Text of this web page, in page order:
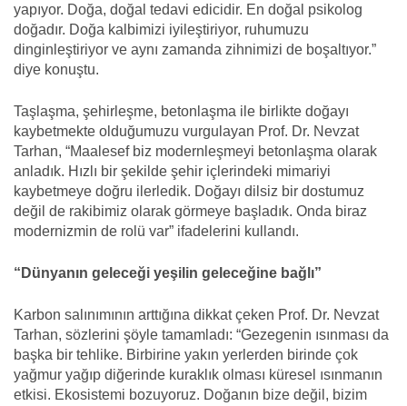
yapıyor. Doğa, doğal tedavi edicidir. En doğal psikolog
doğadır. Doğa kalbimizi iyileştiriyor, ruhumuzu
dinginleştiriyor ve aynı zamanda zihnimizi de boşaltıyor.”
diye konuştu.
Taşlaşma, şehirleşme, betonlaşma ile birlikte doğayı
kaybetmekte olduğumuzu vurgulayan Prof. Dr. Nevzat
Tarhan, “Maalesef biz modernleşmeyi betonlaşma olarak
anladık. Hızlı bir şekilde şehir içlerindeki mimariyi
kaybetmeye doğru ilerledik. Doğayı dilsiz bir dostumuz
değil de rakibimiz olarak görmeye başladık. Onda biraz
modernizmin de rolü var” ifadelerini kullandı.
“Dünyanın geleceği yeşilin geleceğine bağlı”
Karbon salınımının arttığına dikkat çeken Prof. Dr. Nevzat
Tarhan, sözlerini şöyle tamamladı: “Gezegenin ısınması da
başka bir tehlike. Birbirine yakın yerlerden birinde çok
yağmur yağıp diğerinde kuraklık olması küresel ısınmanın
etkisi. Ekosistemi bozuyoruz. Doğanın bize değil, bizim